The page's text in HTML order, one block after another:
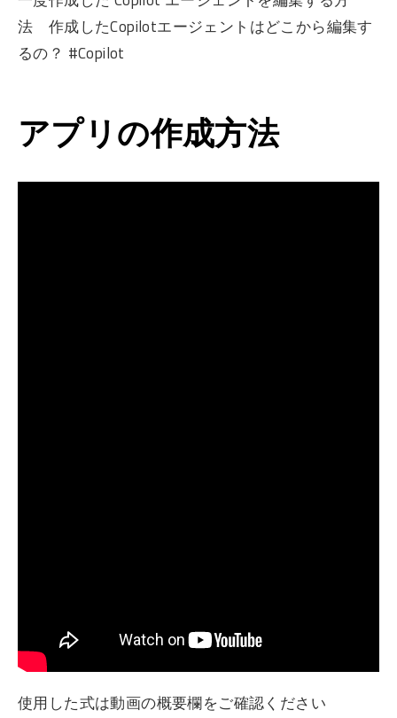
法 作成したCopilotエージェントはどこから編集す
るの？ #Copilot
アプリの作成方法
使用した式は動画の概要欄をご確認ください